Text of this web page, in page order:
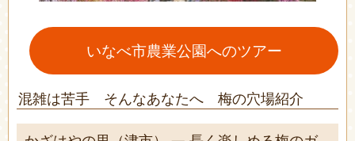
いなべ市農業公園へのツアー
混雑は苦手 そんなあなたへ 梅の穴場紹介